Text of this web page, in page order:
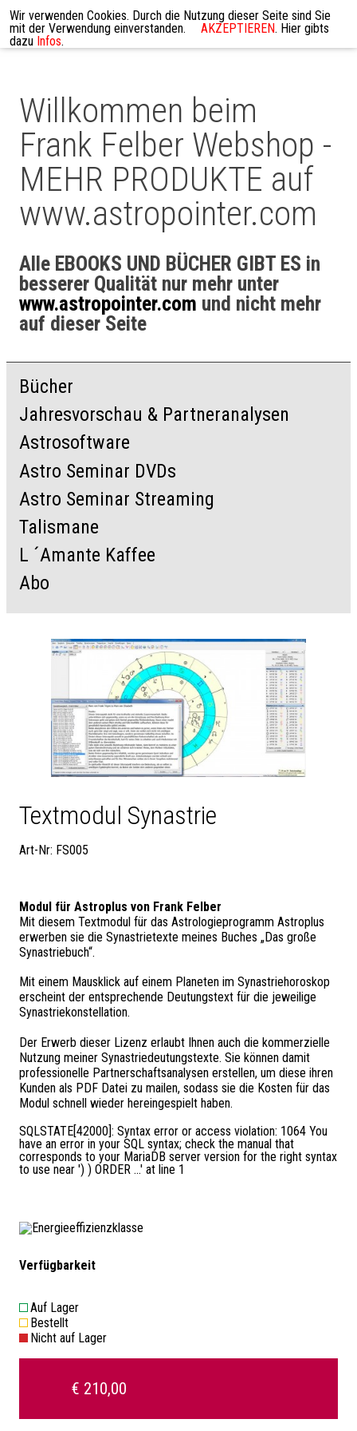
Willkommen beim
Frank Felber Webshop -
MEHR PRODUKTE auf
www.astropointer.com
Alle EBOOKS UND BÜCHER GIBT ES in
besserer Qualität nur mehr unter
www.astropointer.com und nicht mehr
auf dieser Seite
Bücher
Jahresvorschau & Partneranalysen
Astrosoftware
Astro Seminar DVDs
Astro Seminar Streaming
Talismane
L ´Amante Kaffee
Abo
Textmodul Synastrie
Art-Nr: FS005
Modul für Astroplus von Frank Felber
Mit diesem Textmodul für das Astrologieprogramm Astroplus
erwerben sie die Synastrietexte meines Buches „Das große
Synastriebuch“.
Mit einem Mausklick auf einem Planeten im Synastriehoroskop
erscheint der entsprechende Deutungstext für die jeweilige
Synastriekonstellation.
Der Erwerb dieser Lizenz erlaubt Ihnen auch die kommerzielle
Nutzung meiner Synastriedeutungstexte. Sie können damit
professionelle Partnerschaftsanalysen erstellen, um diese ihren
Kunden als PDF Datei zu mailen, sodass sie die Kosten für das
Modul schnell wieder hereingespielt haben.
SQLSTATE[42000]: Syntax error or access violation: 1064 You
have an error in your SQL syntax; check the manual that
corresponds to your MariaDB server version for the right syntax
to use near ') ) ORDER ...' at line 1
Verfügbarkeit
Auf Lager
Bestellt
Nicht auf Lager
€ 210,00
Wir verwenden Cookies. Durch die Nutzung dieser Seite sind Sie
mit der Verwendung einverstanden.
AKZEPTIEREN. Hier gibts
dazu Infos.